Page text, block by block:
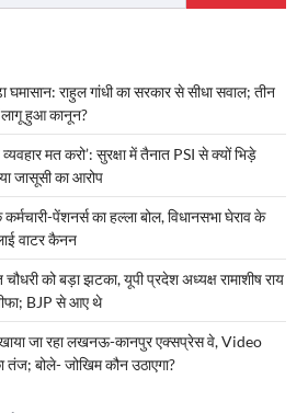
घमासान: राहुल गांधी का सरकार से सीधा सवाल; तीन
लागू हुआ कानून?
मत करो’: सुरक्षा में तैनात PSI से क्यों भिड़े
जासूसी का आरोप
पेंशनर्स का हल्ला बोल, विधानसभा घेराव के
वाटर कैनन
को बड़ा झटका, यूपी प्रदेश अध्यक्ष रामाशीष राय
BJP से आए थे
जा रहा लखनऊ-कानपुर एक्सप्रेस वे, Video
बोले- जोखिम कौन उठाएगा?